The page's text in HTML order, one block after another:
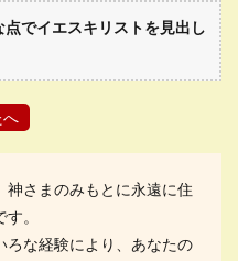
でイエスキリストを見出し
へ
神さまのみもとに永遠に住
。
ろな経験により、あなたの